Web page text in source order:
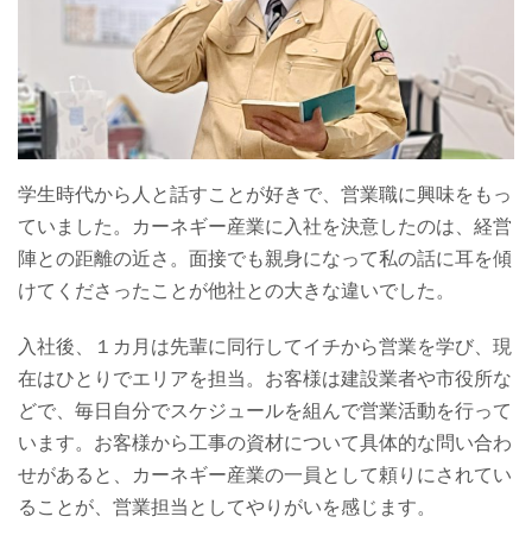
学生時代から人と話すことが好きで、営業職に興味をもっ
ていました。カーネギー産業に入社を決意したのは、経営
陣との距離の近さ。面接でも親身になって私の話に耳を傾
けてくださったことが他社との大きな違いでした。
入社後、１カ月は先輩に同行してイチから営業を学び、現
在はひとりでエリアを担当。お客様は建設業者や市役所な
どで、毎日自分でスケジュールを組んで営業活動を行って
います。お客様から工事の資材について具体的な問い合わ
せがあると、カーネギー産業の一員として頼りにされてい
ることが、営業担当としてやりがいを感じます。